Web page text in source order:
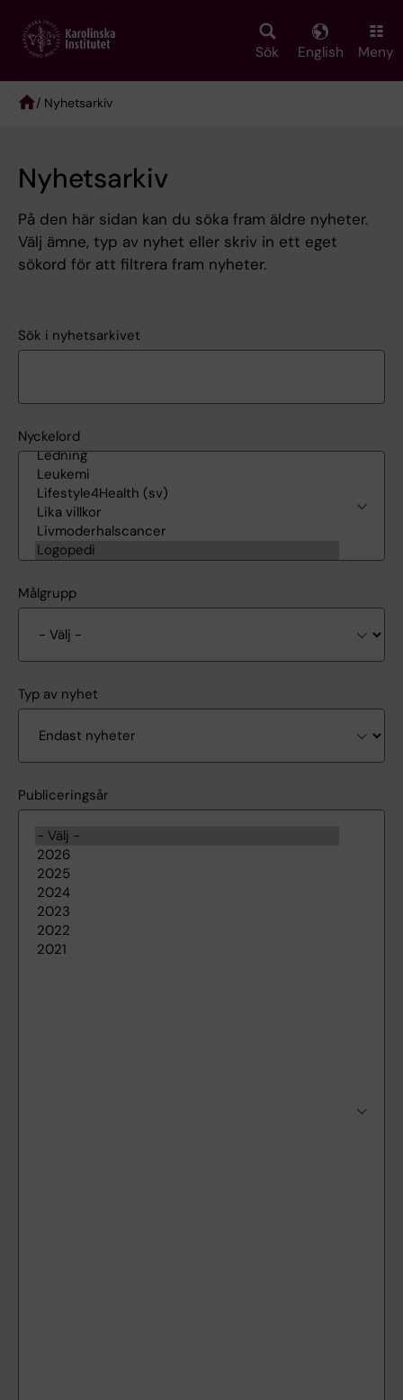
main
Sök English Meny
/ Nyhetsarkiv
Nyhetsarkiv
På den här sidan kan du söka fram äldre nyheter.
Välj ämne, typ av nyhet eller skriv in ett eget
sökord för att filtrera fram nyheter.
Sök i nyhetsarkivet
Nyckelord
Målgrupp
Typ av nyhet
Publiceringsår